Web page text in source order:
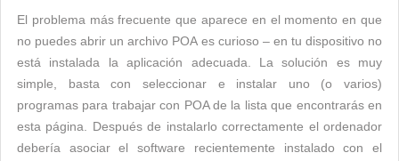
El problema más frecuente que aparece en el momento en que
no puedes abrir un archivo POA es curioso – en tu dispositivo no
está instalada la aplicación adecuada. La solución es muy
simple, basta con seleccionar e instalar uno (o varios)
programas para trabajar con POA de la lista que encontrarás en
esta página. Después de instalarlo correctamente el ordenador
debería asociar el software recientemente instalado con el